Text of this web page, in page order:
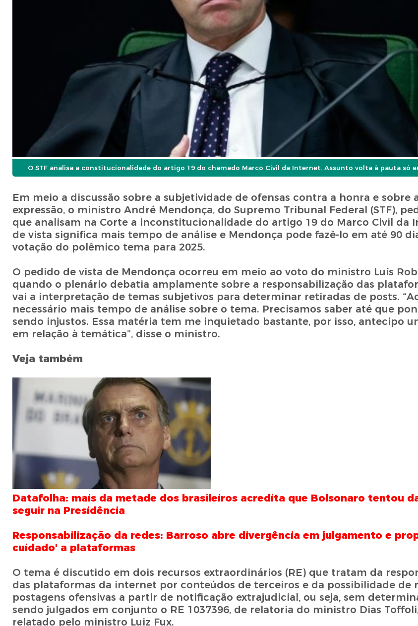
O STF analisa a constitucionalidade do artigo 19 do chamado Marco Civil da Internet. Assunto volta à pauta só
Em meio a discussão sobre a subjetividade de ofensas contra a honra e sobre
expressão, o ministro André Mendonça, do Supremo Tribunal Federal (STF),
que analisam na Corte a inconstitucionalidade do artigo 19 do Marco Civil da
de vista significa mais tempo de análise e Mendonça pode fazê-lo em até 90
votação do polêmico tema para 2025.
O pedido de vista de Mendonça ocorreu em meio ao voto do ministro Luís
quando o plenário debatia amplamente sobre a responsabilização das
vai a interpretação de temas subjetivos para determinar retiradas de posts.
necessário mais tempo de análise sobre o tema. Precisamos saber até que
sendo injustos. Essa matéria tem me inquietado bastante, por isso, antecipo
em relação à temática”, disse o ministro.
Veja também
Datafolha: mais da metade dos brasileiros acredita que Bolsonaro tentou
seguir na Presidência
Responsabilização da redes: Barroso abre divergência em julgamento e
cuidado' a plataformas
O tema é discutido em dois recursos extraordinários (RE) que tratam da
das plataformas da internet por conteúdos de terceiros e da possibilidade de
postagens ofensivas a partir de notificação extrajudicial, ou seja, sem
sendo julgados em conjunto o RE 1037396, de relatoria do ministro Dias Toffoli,
relatado pelo ministro Luiz Fux.